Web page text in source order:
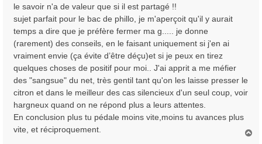
s
s
a
g
e
le savoir n'a de valeur que si il est partagé !!
sujet parfait pour le bac de phillo, je m'aperçoit qu'il y aurait
temps a dire que je préfère fermer ma g..... je donne
(rarement) des conseils, en le faisant uniquement si j'en ai
vraiment envie (ça évite d’être déçu)et si je peux en tirez
quelques choses de positif pour moi.. J'ai apprit a me méfier
des "sangsue" du net, très gentil tant qu'on les laisse presser le
citron et dans le meilleur des cas silencieux d'un seul coup, voir
hargneux quand on ne répond plus a leurs attentes.
En conclusion plus tu pédale moins vite,moins tu avances plus
vite, et réciproquement.